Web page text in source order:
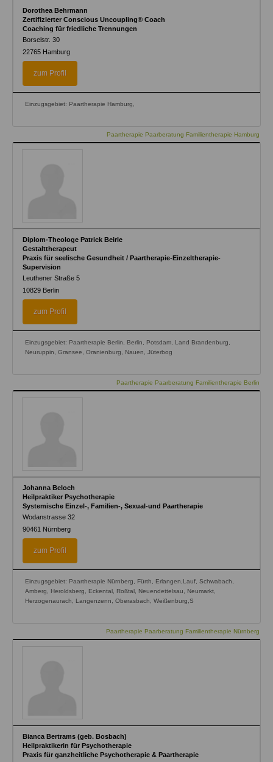
Dorothea Behrmann
Zertifizierter Conscious Uncoupling® Coach
Coaching für friedliche Trennungen
Borselstr. 30
22765 Hamburg
zum Profil
Einzugsgebiet: Paartherapie Hamburg,
Paartherapie Paarberatung Familientherapie Hamburg
Diplom-Theologe Patrick Beirle
Gestalttherapeut
Praxis für seelische Gesundheit / Paartherapie-Einzeltherapie-
Supervision
Leuthener Straße 5
10829 Berlin
zum Profil
Einzugsgebiet: Paartherapie Berlin, Berlin, Potsdam, Land Brandenburg,
Neuruppin, Gransee, Oranienburg, Nauen, Jüterbog
Paartherapie Paarberatung Familientherapie Berlin
Johanna Beloch
Heilpraktiker Psychotherapie
Systemische Einzel-, Familien-, Sexual-und Paartherapie
Wodanstrasse 32
90461 Nürnberg
zum Profil
Einzugsgebiet: Paartherapie Nürnberg, Fürth, Erlangen,Lauf, Schwabach,
Amberg, Heroldsberg, Eckental, Roßtal, Neuendettelsau, Neumarkt,
Herzogenaurach, Langenzenn, Oberasbach, Weißenburg,S
Paartherapie Paarberatung Familientherapie Nürnberg
Bianca Bertrams (geb. Bosbach)
Heilpraktikerin für Psychotherapie
Praxis für ganzheitliche Psychotherapie & Paartherapie